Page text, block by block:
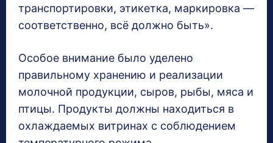
транспортировки, этикетка, маркировка —
соответственно, всё должно быть».
Особое внимание было уделено
правильному хранению и реализации
молочной продукции, сыров, рыбы, мяса и
птицы. Продукты должны находиться в
охлаждаемых витринах с соблюдением